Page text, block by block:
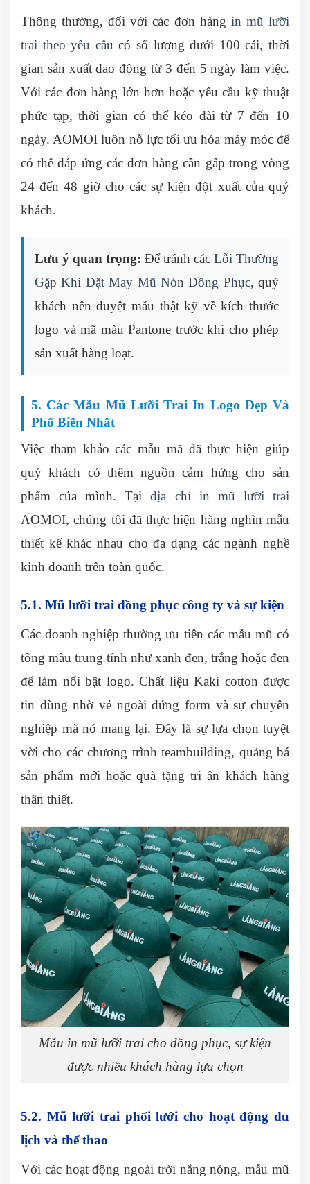
Thông thường, đối với các đơn hàng in mũ lưỡi
trai theo yêu cầu có số lượng dưới 100 cái, thời
gian sản xuất dao động từ 3 đến 5 ngày làm việc.
Với các đơn hàng lớn hơn hoặc yêu cầu kỹ thuật
phức tạp, thời gian có thể kéo dài từ 7 đến 10
ngày. AOMOI luôn nỗ lực tối ưu hóa máy móc để
có thể đáp ứng các đơn hàng cần gấp trong vòng
24 đến 48 giờ cho các sự kiện đột xuất của quý
khách.
Lưu ý quan trọng: Để tránh các Lỗi Thường
Gặp Khi Đặt May Mũ Nón Đồng Phục, quý
khách nên duyệt mẫu thật kỹ về kích thước
logo và mã màu Pantone trước khi cho phép
sản xuất hàng loạt.
5. Các Mẫu Mũ Lưỡi Trai In Logo Đẹp Và
Phổ Biến Nhất
Việc tham khảo các mẫu mã đã thực hiện giúp
quý khách có thêm nguồn cảm hứng cho sản
phẩm của mình. Tạiđịa chỉ in mũ lưỡi trai
AOMOI, chúng tôi đã thực hiện hàng nghìn mẫu
thiết kế khác nhau cho đa dạng các ngành nghề
kinh doanh trên toàn quốc.
5.1. Mũ lưỡi trai đồng phục công ty và sự kiện
Các doanh nghiệp thường ưu tiên các mẫu mũ có
tông màu trung tính như xanh đen, trắng hoặc đen
để làm nổi bật logo. Chất liệu Kaki cotton được
tin dùng nhờ vẻ ngoài đứng form và sự chuyên
nghiệp mà nó mang lại. Đây là sự lựa chọn tuyệt
vời cho các chương trình teambuilding, quảng bá
sản phẩm mới hoặc quà tặng tri ân khách hàng
thân thiết.
Mẫu in mũ lưỡi trai cho đồng phục, sự kiện
được nhiều khách hàng lựa chọn
5.2. Mũ lưỡi trai phối lưới cho hoạt động du
lịch và thể thao
Với các hoạt động ngoài trời nắng nóng, mẫu mũ